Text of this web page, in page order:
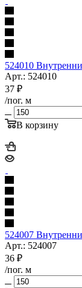
524010
Арт.: 524010
37 ₽
/пог. м
В корзину
524007
Арт.: 524007
36 ₽
/пог. м